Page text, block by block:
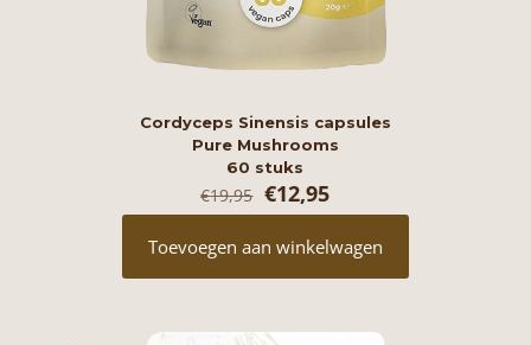
Cordyceps Sinensis capsules
Pure Mushrooms
60 stuks
€19,95 Oorspronkelijke
prijs
was:
€19,95.
€12,95Huidige
prijs
is:
€12,95.
Toevoegen aan winkelwagen